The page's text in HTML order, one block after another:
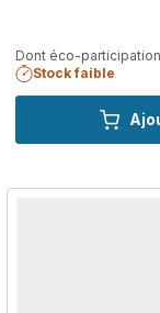
Dont éco-participation
Stock faible